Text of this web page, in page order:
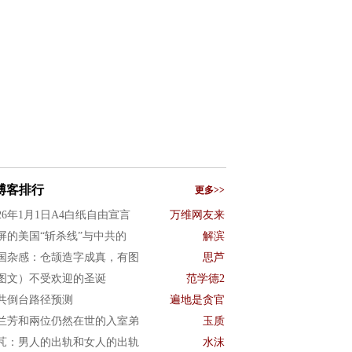
客排行 更多>>
年1月1日A4白纸自由宣言
万维网友来
的美国“斩杀线”与中共的
解滨
杂感：仓颉造字成真，有图
思芦
文）不受欢迎的圣诞
范学德2
倒台路径预测
遍地是贪官
芳和兩位仍然在世的入室弟
玉质
：男人的出轨和女人的出轨
水沫